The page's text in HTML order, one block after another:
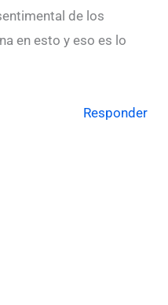
de los
en esto y eso es lo
Responder